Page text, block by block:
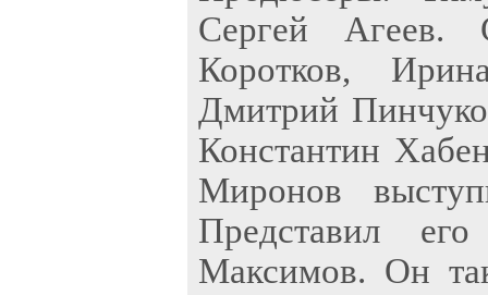
Сергей Агеев.
Коротков,
Дмитрий
Константин
Миронов
Представил
Максимов. Он